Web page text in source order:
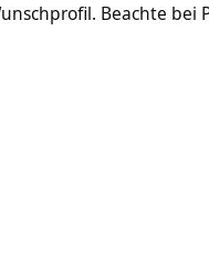
Beachte bei